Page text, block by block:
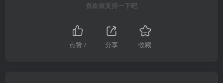
喜欢就支持一下吧
点赞7 分享 收藏